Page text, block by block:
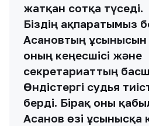
жатқан сотқа түседі.
Біздің ақпаратымыз
Асановтың ұсынысын
оның кеңесшісі және
секретариаттың
Өндістергі судья
берді. Бірақ оны
Асанов өзі ұсынысқа